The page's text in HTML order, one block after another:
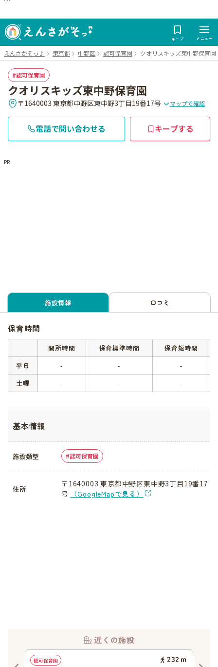
キープ メニュー
えんさがそっ♪ 東京都 中野区 認可保育園 クオリスキッズ東中野保育園
認可保育園
クオリスキッズ東中野保育園
〒1640003 東京都中野区東中野3丁目19番17号 マップで確認
電話で問い合わせる キープする
PR
施設情報 口コミ
保育時間
開所時間 保育標準時間
保育短時間
平日
- -
-
土曜
- - -
基本情報
施設類型 認可保育園
住所
〒1640003 東京都中野区東中野3丁目19番17
号
（GoogleMapで見る）
近くの施設
認可保育園 232 ｍ